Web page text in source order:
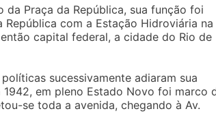
Praça da República, sua função foi
com a Estação Hidroviária na
capital federal, a cidade do Rio de
sucessivamente adiaram sua
em pleno Estado Novo foi marco
se toda a avenida, chegando à Av.